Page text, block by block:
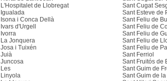
L'Hospitalet de Llobregat
Igualada
Isona i Conca Dellà
Ivars d'Urgell
Ivorra
La Jonquera
Josa i Tuixén
Juià
Juncosa
Les
Linyola
Sant Cugat
Sant Esteve de
Sant Feliu de
Sant Feliu de
Sant Feliu de
Sant Feliu de
Sant Feliu de
Sant Ferriol
Sant Fruitós de
Sant Guim de
Sant Guim de